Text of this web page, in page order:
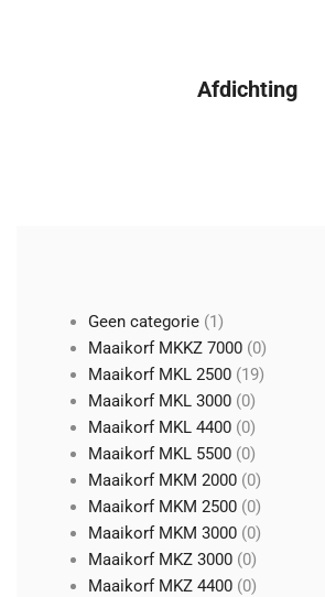
Afdichting
Geen categorie 11
product
Maaikorf MKKZ 7000 00
producten
Maaikorf MKL 2500 1919
Maaikorf MKL 3000 00
producten
Maaikorf MKL 4400 00
producten
Maaikorf MKL 5500 00
producten
Maaikorf MKM 2000 00
producten
Maaikorf MKM 2500 00
producten
Maaikorf MKM 3000 00
producten
Maaikorf MKZ 3000 00
producten
Maaikorf MKZ 4400 00